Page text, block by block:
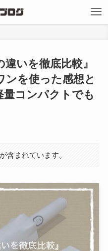
違いを徹底比較』
ンを使った感想と
量コンパクトでも
含まれています。